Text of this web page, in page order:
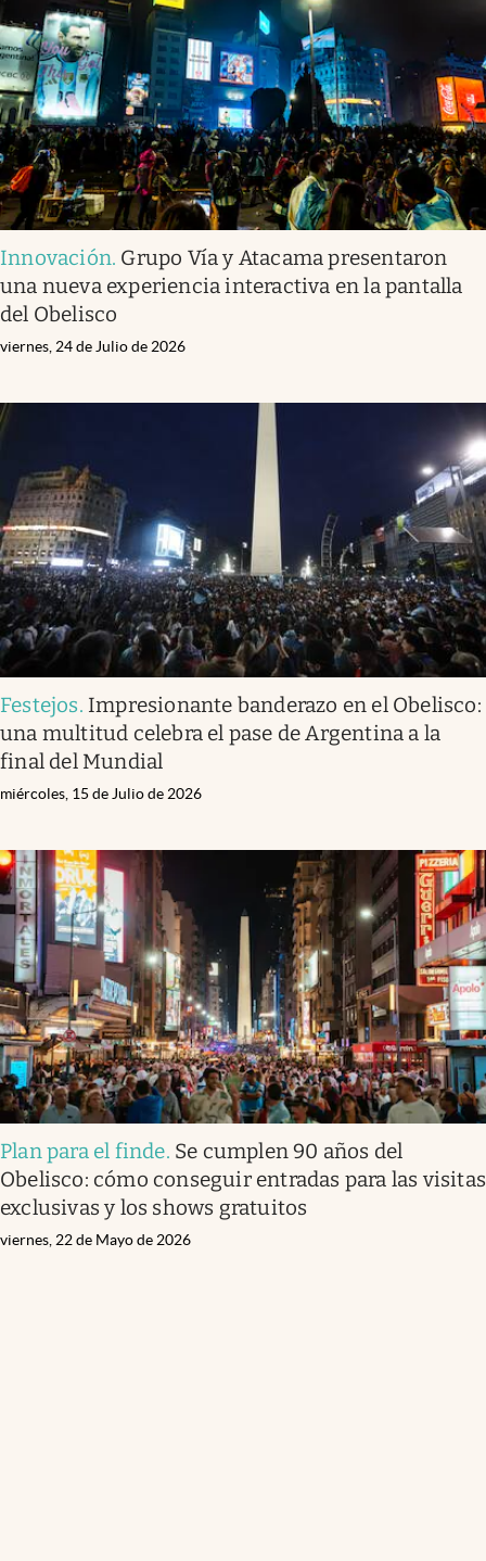
Infotechnology
Clase
Clima
Mundial 2026
Eventos Corporativos
El Cronista Studio
Mediakit
abre en nueva pestaña
Argentina
Innovación. Grupo Vía y Atacama presentaron
una nueva experiencia interactiva en la pantalla
del Obelisco
viernes, 24 de Julio de 2026
Festejos. Impresionante banderazo en el Obelisco:
una multitud celebra el pase de Argentina a la
final del Mundial
miércoles, 15 de Julio de 2026
Plan para el finde. Se cumplen 90 años del
Obelisco: cómo conseguir entradas para las visitas
exclusivas y los shows gratuitos
viernes, 22 de Mayo de 2026